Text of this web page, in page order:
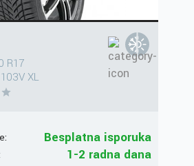
R17
XL
Besplatna isporuka
1-2 radna dana